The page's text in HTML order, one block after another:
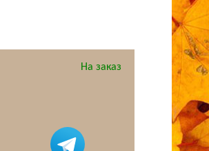
На заказ